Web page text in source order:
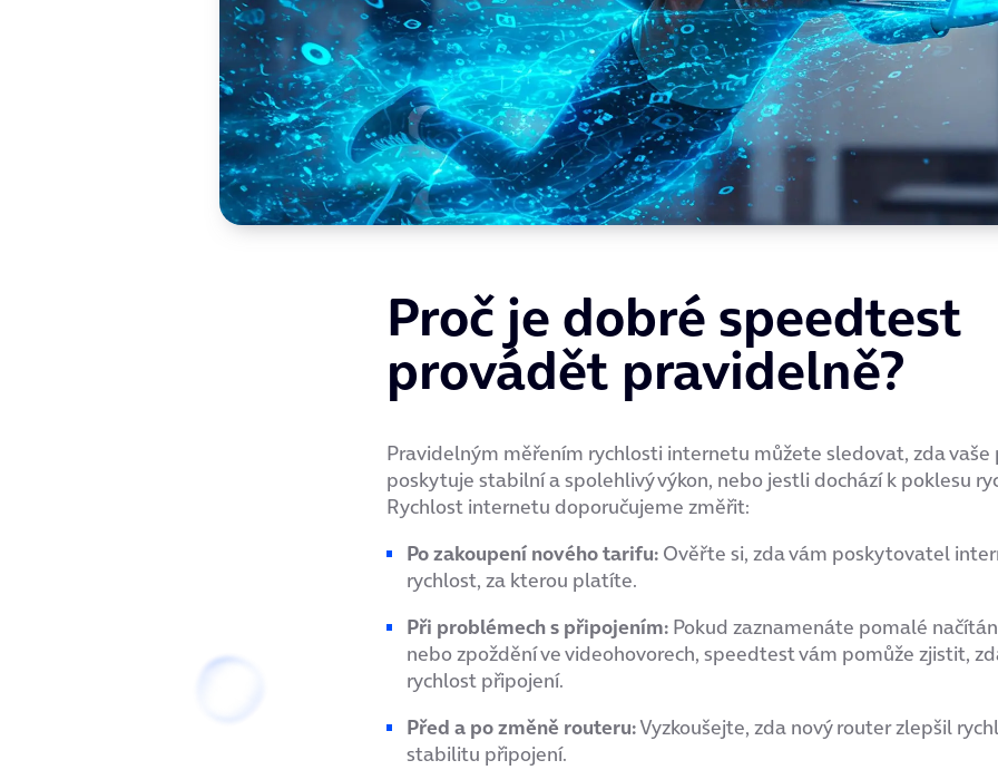
Proč je dobré speedtest
provádět pravidelně?
Pravidelným měřením rychlosti internetu můžete sledovat, zda vaše
poskytuje stabilní a spolehlivý výkon, nebo jestli dochází k poklesu
Rychlost internetu doporučujeme změřit:
Po zakoupení nového tarifu:Ověřte si, zda vám poskytovatel
rychlost, za kterou platíte.
Při problémech s připojením:Pokud zaznamenáte pomalé
nebo zpoždění ve videohovorech, speedtest vám pomůže zjistit,
rychlost připojení.
Před a po změně routeru:Vyzkoušejte, zda nový router zlepšil
stabilitu připojení.